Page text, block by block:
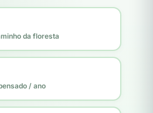
da floresta
/ ano